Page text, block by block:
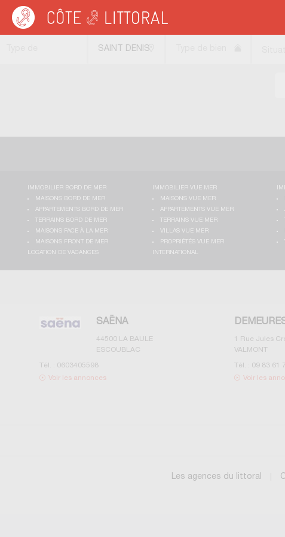
Côte & Littoral > Immobilier de luxe>Appartements de luxe
SAINT DENIS
IMMOBILIER BORD DE MER
MAISONS BORD DE MER
APPARTEMENTS BORD DE MER
TERRAINS BORD DE MER
MAISONS FACE À LA MER
MAISONS FRONT DE MER
IMMOBILIER VUE MER
MAISONS VUE MER
APPARTEMENTS VUE MER
TERRAINS VUE MER
VILLAS VUE MER
PROPRIÉTÉS VUE MER
LOCATION DE VACANCES
INTERNATIONAL
SAËNA
44500 LA BAULE
ESCOUBLAC
Tél. : 0603405598
Voir les annonces
1 Rue Jules
VALMONT
Tél. : 09 83 61
Voir les
Les agences du littoral